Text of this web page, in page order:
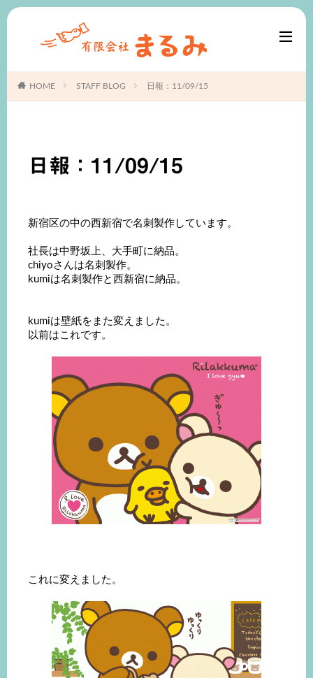
HOME STAFF BLOG 日報：11/09/15
日報：11/09/15
新宿区の中の西新宿で名刺製作しています。
社長は中野坂上、大手町に納品。
chiyoさんは名刺製作。
kumiは名刺製作と西新宿に納品。
kumiは壁紙をまた変えました。
以前はこれです。
これに変えました。